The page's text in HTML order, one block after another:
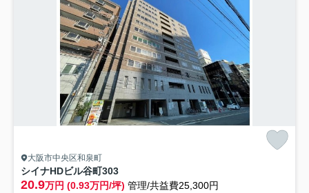
大阪市中央区和泉町
シイナHDビル谷町303
20.9万円 (0.93万円/坪) 管理/共益費25,300円